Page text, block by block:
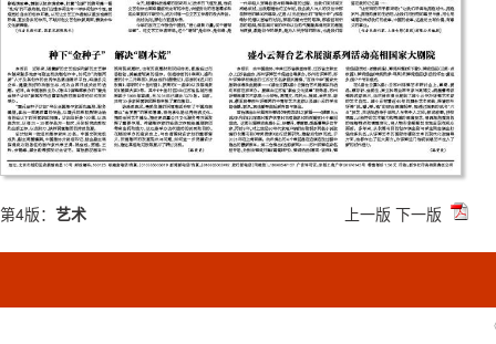
第4版： 艺术 上一版 下一版